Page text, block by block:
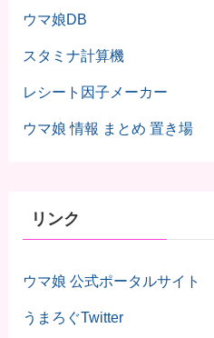
ウマ娘DB
スタミナ計算機
レシート因子メーカー
ウマ娘 情報 まとめ 置き場
リンク
ウマ娘 公式ポータルサイト
うまろぐTwitter